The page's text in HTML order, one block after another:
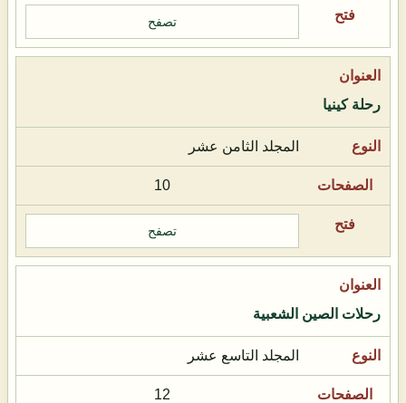
تصفح
رحلة كينيا
المجلد الثامن عشر
10
تصفح
رحلات الصين الشعبية
المجلد التاسع عشر
12